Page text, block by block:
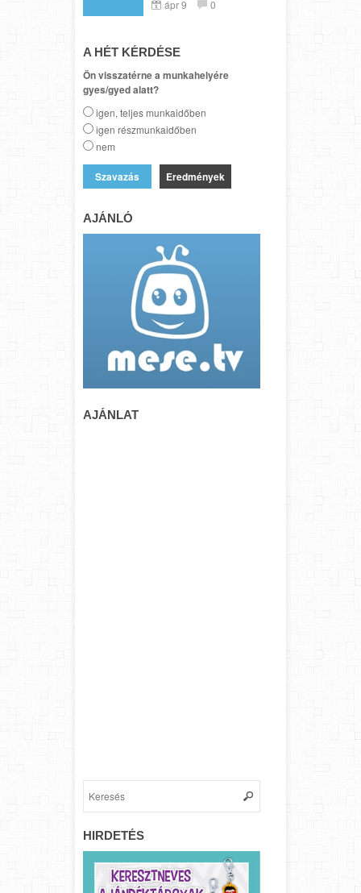
ápr 9 0
A HÉT KÉRDÉSE
Ön visszatérne a munkahelyére
gyes/gyed alatt?
igen, teljes munkaidőben
igen részmunkaidőben
nem
Eredmények
AJÁNLÓ
AJÁNLAT
HIRDETÉS